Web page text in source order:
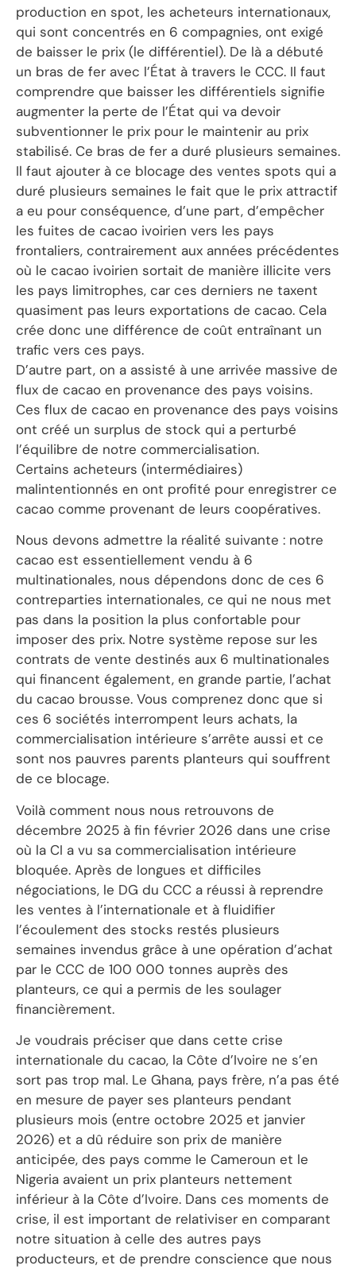
production en spot, les acheteurs internationaux,
qui sont concentrés en 6 compagnies, ont exigé
de baisser le prix (le différentiel). De là a débuté
un bras de fer avec l’État à travers le CCC. Il faut
comprendre que baisser les différentiels signifie
augmenter la perte de l’État qui va devoir
subventionner le prix pour le maintenir au prix
stabilisé. Ce bras de fer a duré plusieurs semaines.
Il faut ajouter à ce blocage des ventes spots qui a
duré plusieurs semaines le fait que le prix attractif
a eu pour conséquence, d’une part, d’empêcher
les fuites de cacao ivoirien vers les pays
frontaliers, contrairement aux années précédentes
où le cacao ivoirien sortait de manière illicite vers
les pays limitrophes, car ces derniers ne taxent
quasiment pas leurs exportations de cacao. Cela
crée donc une différence de coût entraînant un
trafic vers ces pays.
D’autre part, on a assisté à une arrivée massive de
flux de cacao en provenance des pays voisins.
Ces flux de cacao en provenance des pays voisins
ont créé un surplus de stock qui a perturbé
l’équilibre de notre commercialisation.
Certains acheteurs (intermédiaires)
malintentionnés en ont profité pour enregistrer ce
cacao comme provenant de leurs coopératives.
Nous devons admettre la réalité suivante : notre
cacao est essentiellement vendu à 6
multinationales, nous dépendons donc de ces 6
contreparties internationales, ce qui ne nous met
pas dans la position la plus confortable pour
imposer des prix. Notre système repose sur les
contrats de vente destinés aux 6 multinationales
qui financent également, en grande partie, l’achat
du cacao brousse. Vous comprenez donc que si
ces 6 sociétés interrompent leurs achats, la
commercialisation intérieure s’arrête aussi et ce
sont nos pauvres parents planteurs qui souffrent
de ce blocage.
Voilà comment nous nous retrouvons de
décembre 2025 à fin février 2026 dans une crise
où la CI a vu sa commercialisation intérieure
bloquée. Après de longues et difficiles
négociations, le DG du CCC a réussi à reprendre
les ventes à l’internationale et à fluidifier
l’écoulement des stocks restés plusieurs
semaines invendus grâce à une opération d’achat
par le CCC de 100 000 tonnes auprès des
planteurs, ce qui a permis de les soulager
financièrement.
Je voudrais préciser que dans cette crise
internationale du cacao, la Côte d’Ivoire ne s’en
sort pas trop mal. Le Ghana, pays frère, n’a pas été
en mesure de payer ses planteurs pendant
plusieurs mois (entre octobre 2025 et janvier
2026) et a dû réduire son prix de manière
anticipée, des pays comme le Cameroun et le
Nigeria avaient un prix planteurs nettement
inférieur à la Côte d’Ivoire. Dans ces moments de
crise, il est important de relativiser en comparant
notre situation à celle des autres pays
producteurs, et de prendre conscience que nous